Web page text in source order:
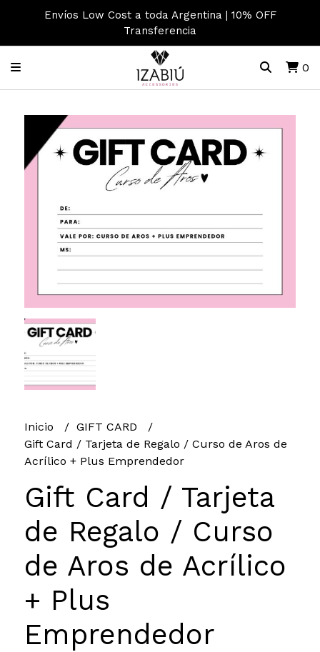
Envíos Low Cost a toda Argentina | 10% OFF
Transferencia
0
Inicio
GIFT CARD
Gift Card / Tarjeta de Regalo / Curso de Aros de
Acrílico + Plus Emprendedor
Gift Card / Tarjeta
de Regalo / Curso
de Aros de Acrílico
+ Plus
Emprendedor